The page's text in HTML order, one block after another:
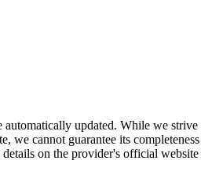
automatically updated. While we strive
we cannot guarantee its completeness
on the provider's official website